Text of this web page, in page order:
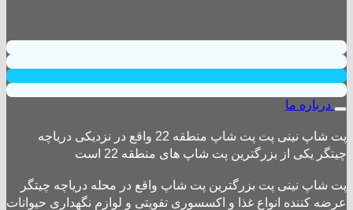
درباره ما
پت شاپ نینی پت پت شاپ منطقه 22 واقع در نزدیکی دریاچه
چیتگر یکی از بزرگترین پت شاپ های منطقه 22 است
پت شاپ نینی پت بزرگترین پت شاپ واقع در محله دریاچه چیتگر
عرضه کننده انواع غذا و اکسسوری تقویتی و لوازم نگهداری حیوانات